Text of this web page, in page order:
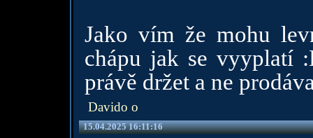
Jako vím že mohu
chápu jak se vyyplatí
právě držet a ne
Davido o
15.04.2025 16:11:16